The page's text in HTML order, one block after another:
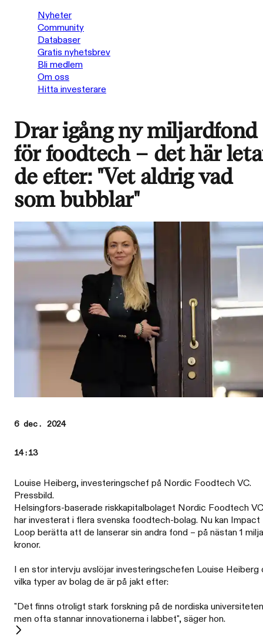
Nyheter
Community
Databaser
Gratis nyhetsbrev
Bli medlem
Om oss
Hitta investerare
Drar igång ny miljardfond
för foodtech – det här
de efter: "Vet aldrig vad
som bubblar"
6 dec. 2024
14:13
Louise Heiberg, investeringschef på Nordic Foodtech VC.
Pressbild.
Helsingfors-baserade riskkapitalbolaget Nordic Foodtech VC
har investerat i flera svenska foodtech-bolag. Nu kan Impact
Loop berätta att de lanserar sin andra fond – på nästan 1
kronor.
I en stor intervju avslöjar investeringschefen Louise Heiberg
vilka typer av bolag de är på jakt efter:
"Det finns otroligt stark forskning på de nordiska
men ofta stannar innovationerna i labbet", säger hon.